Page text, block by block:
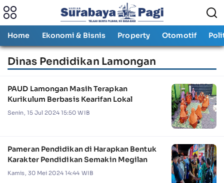
Home Ekonomi & Bisnis Property Otomotif
Dinas Pendidikan Lamongan
PAUD Lamongan Masih Terapkan
Kurikulum Berbasis Kearifan Lokal
Senin, 15 Jul 2024 15:50 WIB
Pameran Pendidikan di Harapkan Bentuk
Karakter Pendidikan Semakin Megilan
Kamis, 30 Mei 2024 14:44 WIB